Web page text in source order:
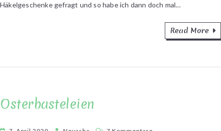
Häkelgeschenke gefragt und so habe ich dann doch mal…
Read More
Osterbasteleien